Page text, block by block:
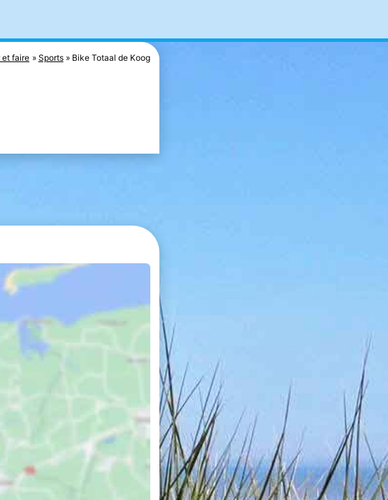
et faire Sports Bike Totaal de Koog